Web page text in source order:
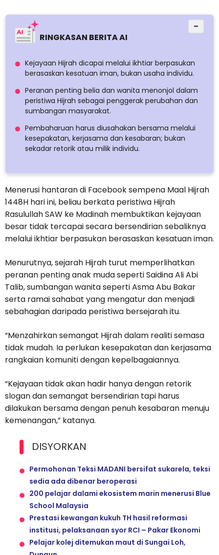
RINGKASAN BERITA AI
−
Kejayaan Hijrah dicapai melalui ikhtiar berpasukan
berasaskan kesatuan iman, bukan usaha individu.
Peranan penting belia dan wanita menonjol dalam
peristiwa Hijrah sebagai penggerak perubahan dan
sumbangan masyarakat.
Pembaharuan harus diusahakan bersama melalui
kesepakatan, kerjasama dan kesabaran; bukan
sekadar retorik atau milik individu.
Menerusi hantaran di Facebook sempena Maal Hijrah
1448H hari ini, beliau berkata peristiwa Hijrah
Rasulullah SAW ke Madinah membuktikan kejayaan
besar tidak tercapai secara bersendirian sebaliknya
melalui ikhtiar berpasukan berasaskan kesatuan iman.
Menurutnya, sejarah Hijrah turut memperlihatkan
peranan penting anak muda seperti Saidina Ali Abi
Talib, sumbangan wanita seperti Asma Abu Bakar
serta ramai sahabat yang mengatur dan menjadi
sebahagian daripada peristiwa bersejarah itu.
“Menzahirkan semangat Hijrah dalam realiti semasa
tidak mudah. Ia perlukan kesepakatan dan kerjasama
rangkaian komuniti dengan kepelbagaiannya.
“Kejayaan tidak akan hadir hanya dengan retorik
slogan dan semangat bersendirian tapi harus
dilakukan bersama dengan penuh kesabaran menuju
kemenangan,” katanya.
DISYORKAN
Permohonan Teksi MADANI bersifat sukarela, teksi
sedia ada dibenar beroperasi
200 pelajar dalami ekosistem marin menerusi Blue
School Malaysia
Prestasi kewangan kukuh TH hasil reformasi
institusi, pelaksanaan syor RCI – Pakar Ekonomi
Pelajar kolej ditemukan maut di Sungai Loh,